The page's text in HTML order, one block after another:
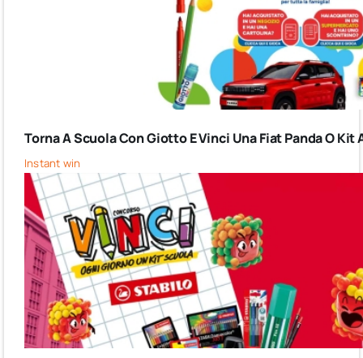
Torna A Scuola Con Giotto E Vinci Una Fiat Panda O
Instant win